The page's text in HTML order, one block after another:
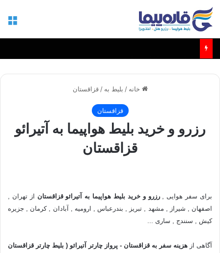
خانه / بلیط به / قزاقستان
قزاقستان
رزرو و خرید بلیط هواپیما به آتیرائو
قزاقستان
برای سفر هوایی ,رزرو و خرید بلیط هواپیما به آتیرائو قزاقستان
از تهران ,
اصفهان , شیراز , مشهد , تبریز , بندرعباس , ارومیه , آبادان , کرمان , جزیره
کیش , سنندج , ساری ...
آگاهی از هزینه سفر به قزاقستان - پرواز چارتر آتیرائو ( بلیط چارتر قزاقستان